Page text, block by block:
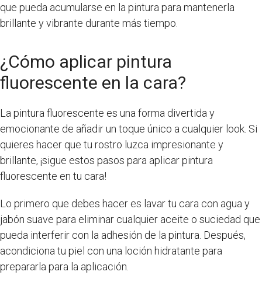
que pueda acumularse en la pintura para mantenerla
brillante y vibrante durante más tiempo.
¿Cómo aplicar pintura
fluorescente en la cara?
La pintura fluorescente es una forma divertida y
emocionante de añadir un toque único a cualquier look. Si
quieres hacer que tu rostro luzca impresionante y
brillante, ¡sigue estos pasos para aplicar pintura
fluorescente en tu cara!
Lo primero que debes hacer es lavar tu cara con agua y
jabón suave para eliminar cualquier aceite o suciedad que
pueda interferir con la adhesión de la pintura. Después,
acondiciona tu piel con una loción hidratante para
prepararla para la aplicación.